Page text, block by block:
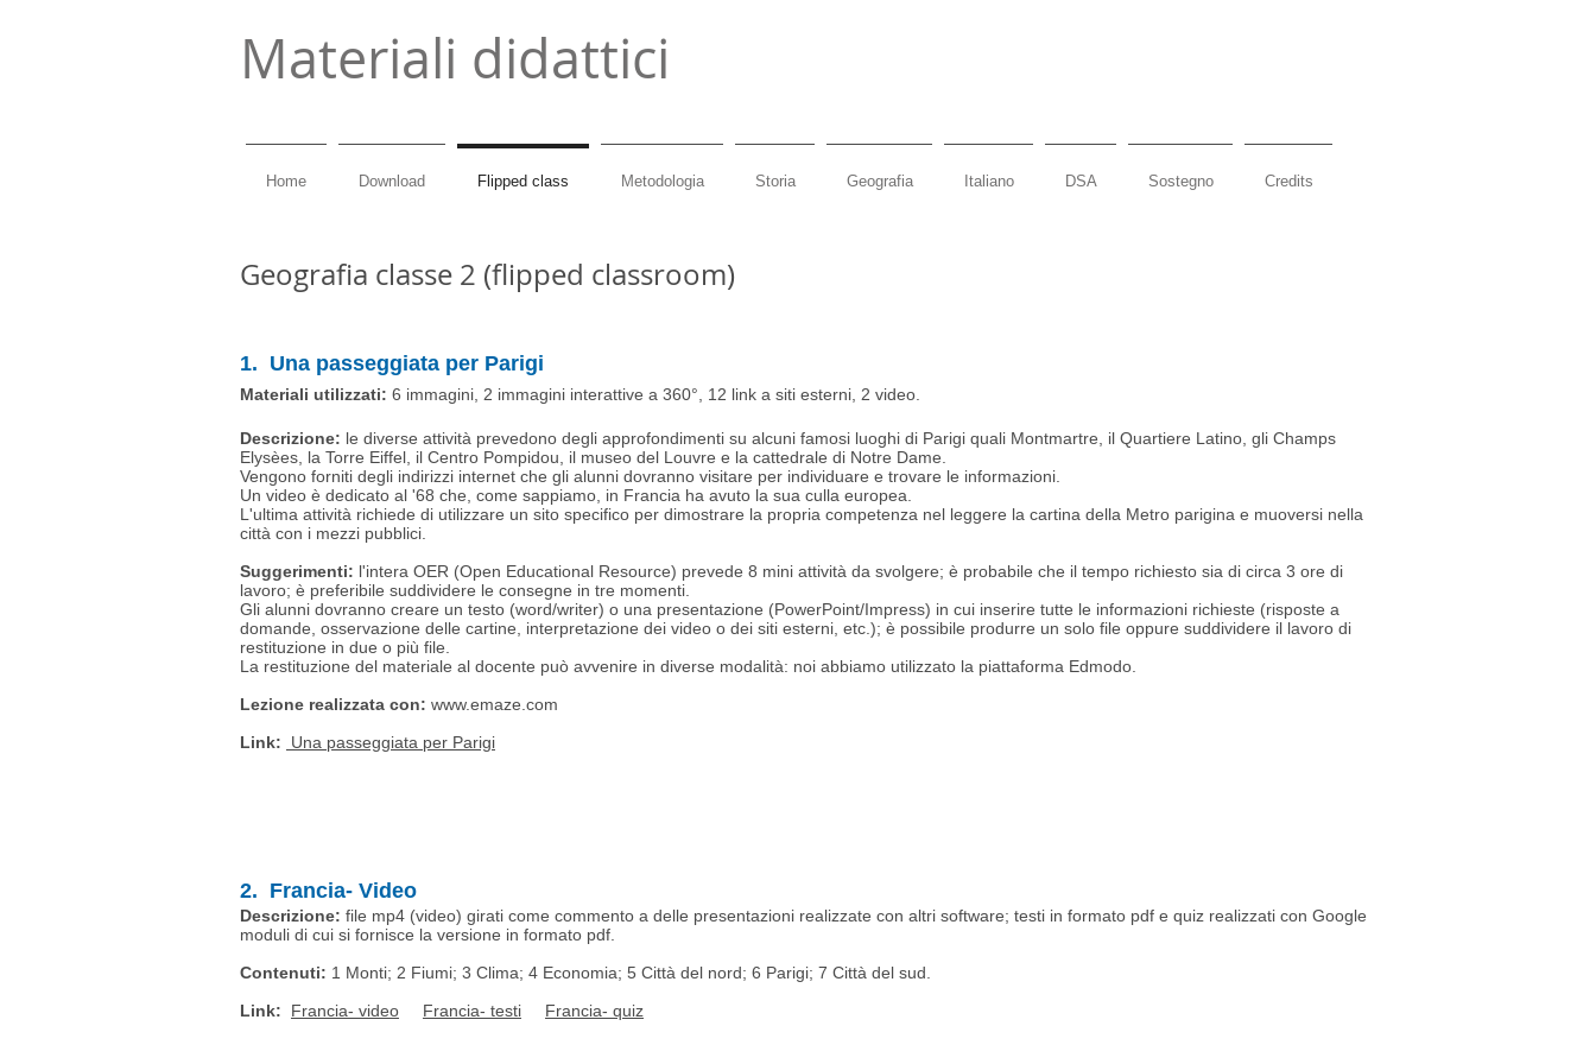
Materiali didattici
Home Download Flipped class Metodologia Storia Geografia Italiano DSA Sostegno Credits
Geografia classe 2 (flipped classroom)
1. Una passeggiata per Parigi
Materiali utilizzati: 6 immagini, 2 immagini interattive a 360°, 12 link a siti esterni, 2 video.
Descrizione: le diverse attività prevedono degli approfondimenti su alcuni famosi luoghi di Parigi quali Montmartre, il Quartiere Latino, gli Champs
Elysèes, la Torre Eiffel, il Centro Pompidou, il museo del Louvre e la cattedrale di Notre Dame.
Vengono forniti degli indirizzi internet che gli alunni dovranno visitare per individuare e trovare le informazioni.
Un video è dedicato al '68 che, come sappiamo, in Francia ha avuto la sua culla europea.
L'ultima attività richiede di utilizzare un sito specifico per dimostrare la propria competenza nel leggere la cartina della Metro parigina e muoversi nella
città con i mezzi pubblici.
Suggerimenti: l'intera OER (Open Educational Resource) prevede 8 mini attività da svolgere; è probabile che il tempo richiesto sia di circa 3 ore di
lavoro; è preferibile suddividere le consegne in tre momenti.
Gli alunni dovranno creare un testo (word/writer) o una presentazione (PowerPoint/Impress) in cui inserire tutte le informazioni richieste (risposte a
domande, osservazione delle cartine, interpretazione dei video o dei siti esterni, etc.); è possibile produrre un solo file oppure suddividere il lavoro di
restituzione in due o più file.
La restituzione del materiale al docente può avvenire in diverse modalità: noi abbiamo utilizzato la piattaforma Edmodo.
Lezione realizzata con: www.emaze.com
Link:
Una passeggiata per Parigi
2. Francia- Video
Descrizione: file mp4 (video) girati come commento a delle presentazioni realizzate con altri software; testi in formato pdf e quiz realizzati con Google
moduli di cui si fornisce la versione in formato pdf.
Contenuti: 1 Monti; 2 Fiumi; 3 Clima; 4 Economia; 5 Città del nord; 6 Parigi; 7 Città del sud.
Link: Francia- video Francia- testi Francia- quiz